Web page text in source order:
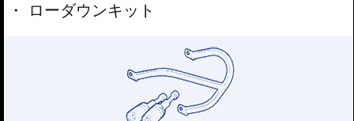
ローダウンキット